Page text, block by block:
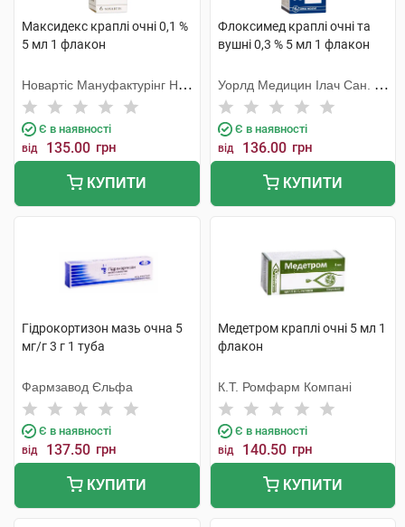
Максидекс краплі очні 0,1 %
5 мл 1 флакон
Новартіс Мануфактурінг НВ,
Бельгія
Є в наявності
від 135.00 грн
КУПИТИ
Флоксимед краплі очні та
вушні 0,3 % 5 мл 1 флакон
Уорлд Медицин Ілач Сан. Ве
Тідж
Є в наявності
від 136.00 грн
КУПИТИ
Гідрокортизон мазь очна 5
мг/г 3 г 1 туба
Фармзавод Єльфа
Є в наявності
від 137.50 грн
КУПИТИ
Медетром краплі очні 5 мл 1
флакон
К.Т. Ромфарм Компані
Є в наявності
від 140.50 грн
КУПИТИ